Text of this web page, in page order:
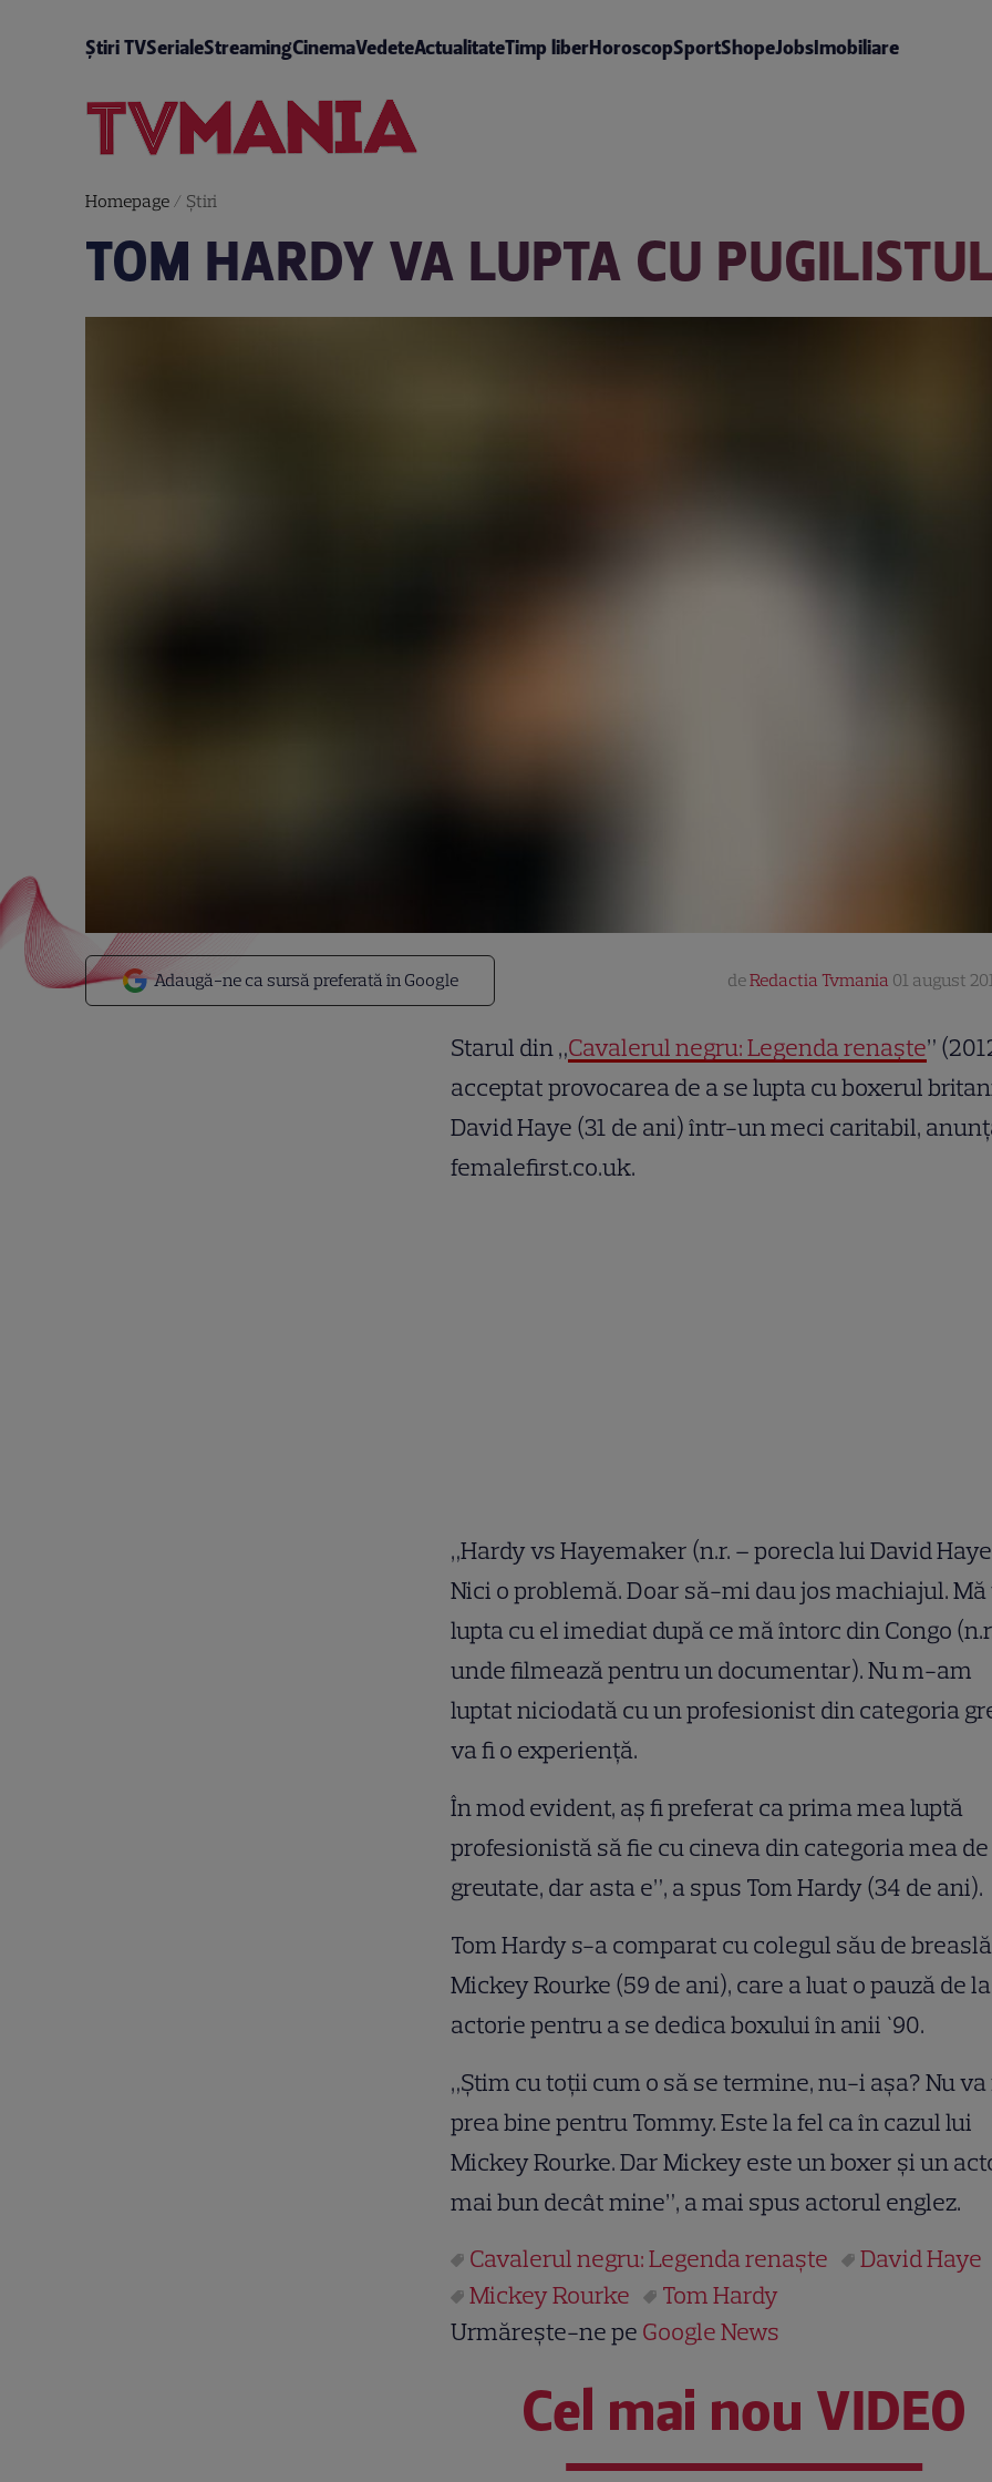
Știri TVSerialeStreamingCinemaVedeteActualitateTimp liberHoroscopSportShopeJobsImobiliare
Homepage/ Știri
TOM HARDY VA LUPTA CU
Adaugă-ne ca sursă preferată în Google deRedactia Tvmania 01 august
Starul din „Cavalerul negru: Legenda renaşte”
acceptat provocarea de a se lupta cu boxerul
David Haye (31 de ani) într-un meci caritabil,
femalefirst.co.uk.
„Hardy vs Hayemaker (n.r. – porecla lui David
Nici o problemă. Doar să-mi dau jos machiajul. Mă
lupta cu el imediat după ce mă întorc din Congo
unde filmează pentru un documentar). Nu m-am
luptat niciodată cu un profesionist din categoria
va fi o experienţă.
În mod evident, aş fi preferat ca prima mea luptă
profesionistă să fie cu cineva din categoria mea de
greutate, dar asta e”, a spus Tom Hardy (34 de ani).
Tom Hardy s-a comparat cu colegul său de
Mickey Rourke (59 de ani), care a luat o pauză de la
actorie pentru a se dedica boxului în anii `90.
„Ştim cu toţii cum o să se termine, nu-i aşa? Nu va
prea bine pentru Tommy. Este la fel ca în cazul lui
Mickey Rourke. Dar Mickey este un boxer şi un
mai bun decât mine”, a mai spus actorul englez.
Cavalerul negru: Legenda renaşte
David Haye
Mickey Rourke
Tom Hardy
Urmărește-ne pe Google News
Cel mai nou VIDEO